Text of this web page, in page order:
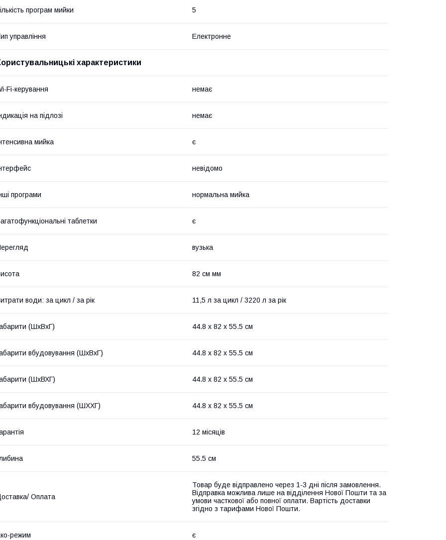
програм мийки 5
управління Електронне
характеристики
Fi-керування немає
на підлозі немає
мийка є
невідомо
програми нормальна мийка
таблетки є
вузька
82 см мм
води: за цикл / за рік 11,5 л за цикл / 3220 л за рік
(ШхВхГ) 44.8 х 82 х 55.5 см
вбудовування (ШхВхГ) 44.8 х 82 х 55.5 см
(ШхВХГ) 44.8 х 82 х 55.5 см
вбудовування (ШХХГ) 44.8 х 82 х 55.5 см
12 місяців
55.5 см
Оплата
Товар буде відправлено через 1-3 дні після замовлення.
Відправка можлива лише на відділення Нової Пошти та за
умови часткової або повної оплати. Вартість доставки
згідно з тарифами Нової Пошти.
режим є